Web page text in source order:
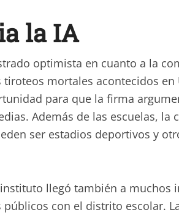
la IA
optimista en cuanto a la
mortales acontecidos en
para que la firma
Además de las escuelas, la
ser estadios deportivos y
llegó también a muchos
con el distrito escolar.